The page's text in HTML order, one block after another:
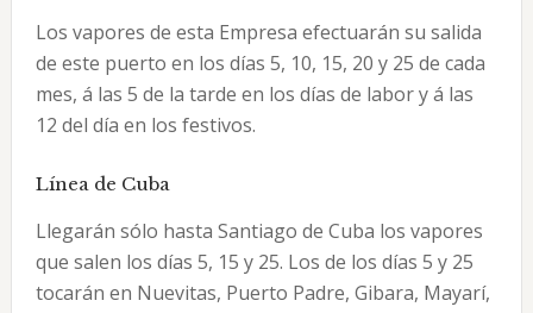
Los vapores de esta Empresa efectuarán su salida
de este puerto en los días 5, 10, 15, 20 y 25 de cada
mes, á las 5 de la tarde en los días de labor y á las
12 del día en los festivos.
Línea de Cuba
Llegarán sólo hasta Santiago de Cuba los vapores
que salen los días 5, 15 y 25. Los de los días 5 y 25
tocarán en Nuevitas, Puerto Padre, Gibara, Mayarí,